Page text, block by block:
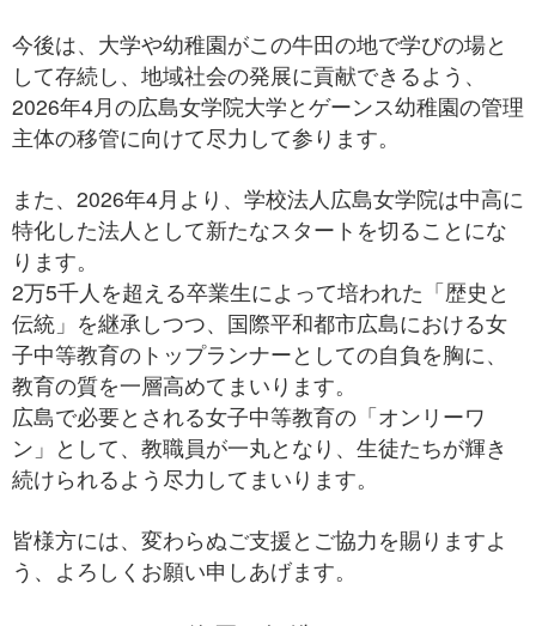
今後は、大学や幼稚園がこの牛田の地で学びの場と
して存続し、地域社会の発展に貢献できるよう、
2026年4月の広島女学院大学とゲーンス幼稚園の管理
主体の移管に向けて尽力して参ります。
また、2026年4月より、学校法人広島女学院は中高に
特化した法人として新たなスタートを切ることにな
ります。
2万5千人を超える卒業生によって培われた「歴史と
伝統」を継承しつつ、国際平和都市広島における女
子中等教育のトップランナーとしての自負を胸に、
教育の質を一層高めてまいります。
広島で必要とされる女子中等教育の「オンリーワ
ン」として、教職員が一丸となり、生徒たちが輝き
続けられるよう尽力してまいります。
皆様方には、変わらぬご支援とご協力を賜りますよ
う、よろしくお願い申しあげます。